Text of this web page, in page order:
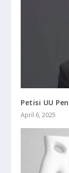
Petisi UU
April 6, 2025